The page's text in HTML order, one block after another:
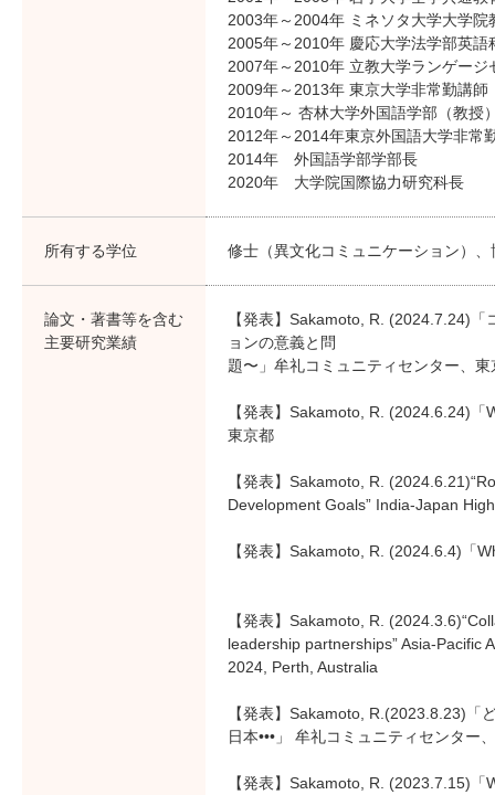
2003年～2004年 ミネソタ大学大学
2005年～2010年 慶応大学法学部英語
2007年～2010年 立教大学ランゲージ
2009年～2013年 東京大学非常勤講師
2010年～ 杏林大学外国語学部（教授
2012年～2014年東京外国語大学非常
2014年 外国語学部学部長
2020年 大学院国際協力研究科長
所有する学位 修士（異文化コミュニケーション）
論文・著書等を含む
主要研究業績
【発表】Sakamoto, R. (2024.7.24)
ョンの意義と問
題〜」牟礼コミュニティセンター、
【発表】Sakamoto, R. (2024.6.24)
東京都
【発表】Sakamoto, R.
Development Goals” India-Japan
【発表】Sakamoto, R. (2024.6.4)「
【発表】Sakamoto, R.
leadership partnerships” Asia-Pacific
2024, Perth, Australia
【発表】Sakamoto, R.(2023.8.23)「
日本•••」 牟礼コミュニティセンター
【発表】Sakamoto, R. (2023.7.15)